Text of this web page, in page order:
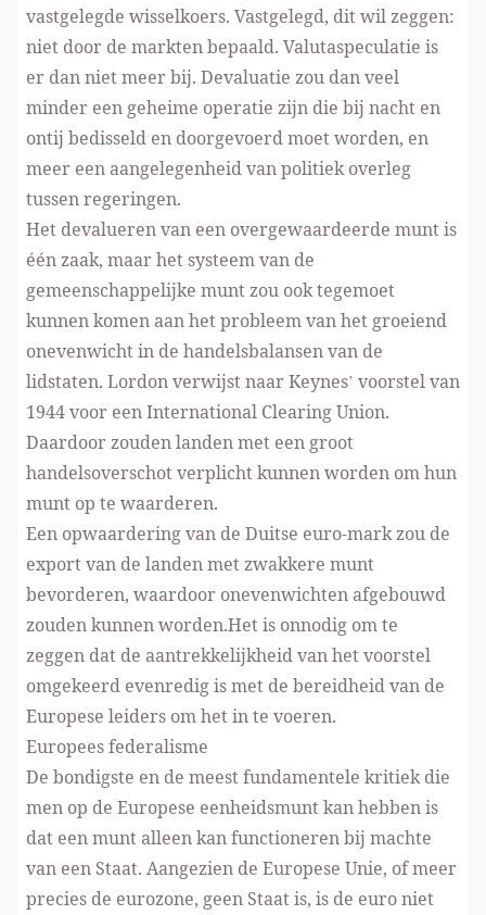
vastgelegde wisselkoers. Vastgelegd, dit wil zeggen:
niet door de markten bepaald. Valutaspeculatie is
er dan niet meer bij. Devaluatie zou dan veel
minder een geheime operatie zijn die bij nacht en
ontij bedisseld en doorgevoerd moet worden, en
meer een aangelegenheid van politiek overleg
tussen regeringen.
Het devalueren van een overgewaardeerde munt is
één zaak, maar het systeem van de
gemeenschappelijke munt zou ook tegemoet
kunnen komen aan het probleem van het groeiend
onevenwicht in de handelsbalansen van de
lidstaten. Lordon verwijst naar Keynes’ voorstel van
1944 voor een International Clearing Union.
Daardoor zouden landen met een groot
handelsoverschot verplicht kunnen worden om hun
munt op te waarderen.
Een opwaardering van de Duitse euro-mark zou de
export van de landen met zwakkere munt
bevorderen, waardoor onevenwichten afgebouwd
zouden kunnen worden.Het is onnodig om te
zeggen dat de aantrekkelijkheid van het voorstel
omgekeerd evenredig is met de bereidheid van de
Europese leiders om het in te voeren.
Europees federalisme
De bondigste en de meest fundamentele kritiek die
men op de Europese eenheidsmunt kan hebben is
dat een munt alleen kan functioneren bij machte
van een Staat. Aangezien de Europese Unie, of meer
precies de eurozone, geen Staat is, is de euro niet